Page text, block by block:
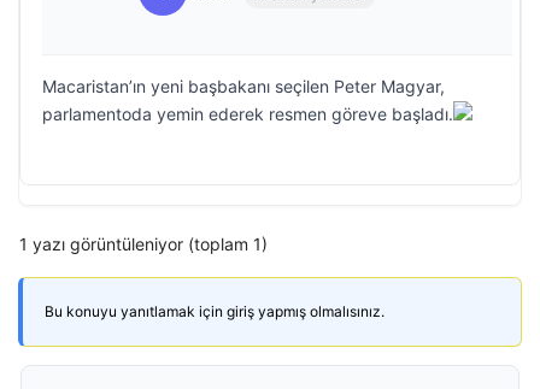
Macaristan’ın yeni başbakanı seçilen Peter Magyar,
parlamentoda yemin ederek resmen göreve başladı.
1 yazı görüntüleniyor (toplam 1)
Bu konuyu yanıtlamak için giriş yapmış olmalısınız.